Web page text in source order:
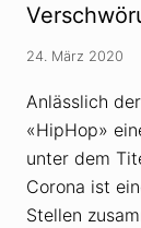
24. März 2020
Anlässlich
«HipHop»
unter dem
Corona ist
Stellen